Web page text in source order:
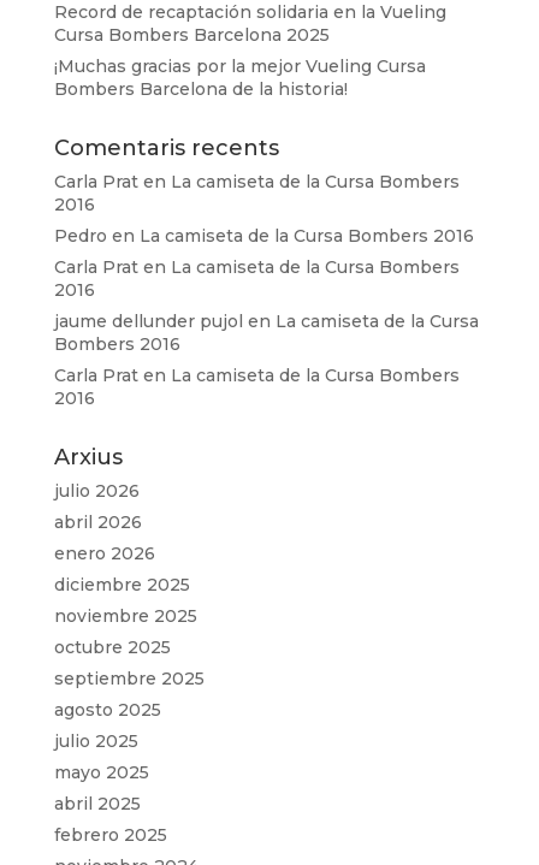
Record de recaptación solidaria en la Vueling
Cursa Bombers Barcelona 2025
¡Muchas gracias por la mejor Vueling Cursa
Bombers Barcelona de la historia!
Comentaris recents
Carla Praten La camiseta de la Cursa Bombers
2016
Pedro en La camiseta de la Cursa Bombers 2016
Carla Praten La camiseta de la Cursa Bombers
2016
jaume dellunder pujol en La camiseta de la Cursa
Bombers 2016
Carla Praten La camiseta de la Cursa Bombers
2016
Arxius
julio 2026
abril 2026
enero 2026
diciembre 2025
noviembre 2025
octubre 2025
septiembre 2025
agosto 2025
julio 2025
mayo 2025
abril 2025
febrero 2025